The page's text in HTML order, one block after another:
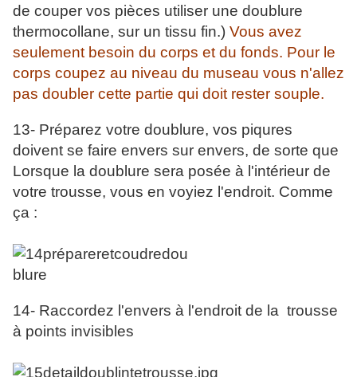
de couper vos pièces utiliser une doublure
thermocollane, sur un tissu fin.) Vous avez
seulement besoin du corps et du fonds. Pour le
corps coupez au niveau du museau vous n'allez
pas doubler cette partie qui doit rester souple.
13- Préparez votre doublure, vos piqures
doivent se faire envers sur envers, de sorte que
Lorsque la doublure sera posée à l'intérieur de
votre trousse, vous en voyiez l'endroit. Comme
ça :
14- Raccordez l'envers à l'endroit de la trousse
à points invisibles